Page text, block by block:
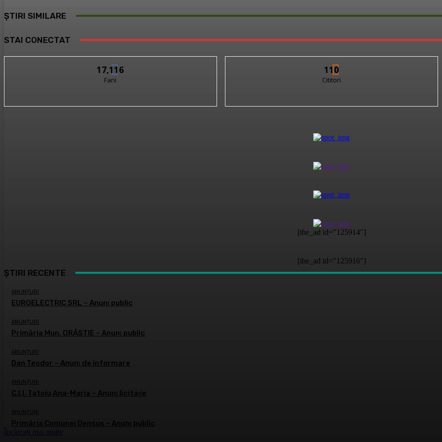
ȘTIRI SIMILARE
STAI CONECTAT
17,116
Fani
110
Cititori
[the_ad id="125914"]
[the_ad id="125916"]
ȘTIRI RECENTE
ANUNȚURI
EUROELECTRIC SRL – Anunţ public
ANUNȚURI
Primăria Mun. ORĂȘTIE – Anunţ public
ANUNȚURI
Dan Teodor – Anunţ de informare
ANUNȚURI
C.I.I. Tatoiu Ana-Maria – Anunţ licitaţie
ANUNȚURI